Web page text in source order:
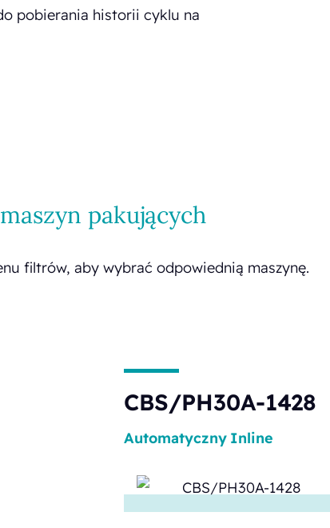
pobierania historii cyklu na
pakujących
filtrów, aby wybrać odpowiednią maszynę.
CBS/PH30A-1428
Automatyczny Inline